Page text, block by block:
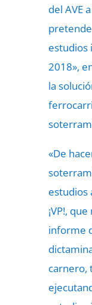
del AVE
estudios
2018»,
la
«De
estudios
¡VP!,
informe
carnero,